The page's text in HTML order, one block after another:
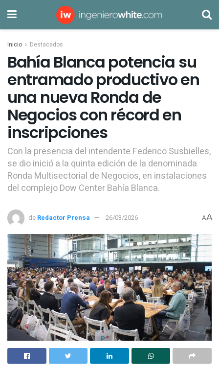
Inicio Destacados
Bahía Blanca potencia su
entramado productivo en
una nueva Ronda de
Negocios con récord en
inscripciones
Con la presencia del intendente Federico Susbielles,
se dio inició a la quinta edición de la denominada
Ronda Multisectorial de Negocios, en instalaciones
del complejo Dow Center Bahía Blanca.
de Redactor Prensa 26/03/2026 AA